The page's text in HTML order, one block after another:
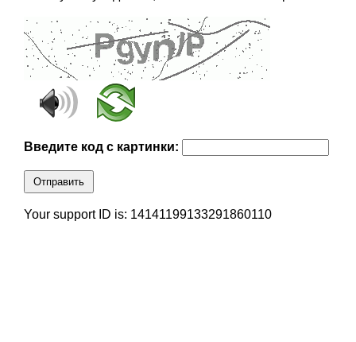
Введите код с картинки:
Отправить
Your support ID is: 14141199133291860110